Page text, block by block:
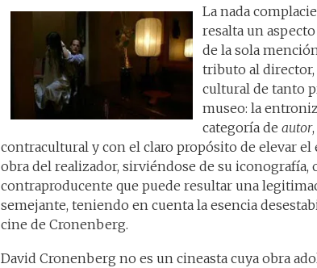
La nada
resalta un
de la sola
tributo al
cultural de tanto
museo: la
categoría de autor
contracultural y con el claro propósito de elevar
obra del realizador, sirviéndose de su iconografía,
contraproducente que puede resultar una
semejante, teniendo en cuenta la esencia
cine de Cronenberg.
David Cronenberg no es un cineasta cuya obra